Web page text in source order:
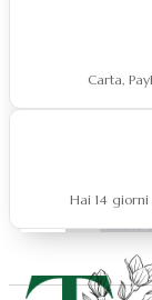
Natale
Natale
Carta,
Hai 14